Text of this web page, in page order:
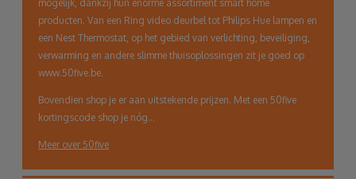
mogelijk, dankzij hun enorme assortiment smart home
producten. Van een Ring video deurbel tot Philips Hue lampen en
een Nest Thermostat, op het gebied van verlichting, beveiliging,
verwarming en andere slimme thuisoplossingen zit je goed op
www.50five.be.
Bovendien shop je er aan uitstekende prijzen. Met een 50five
kortingscode shop je nóg...
Meer over 50five